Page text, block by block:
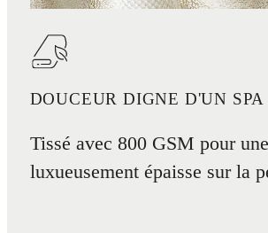
DOUCEUR DIGNE D'UN SPA
Tissé avec 800 GSM pour
luxueusement épaisse sur la